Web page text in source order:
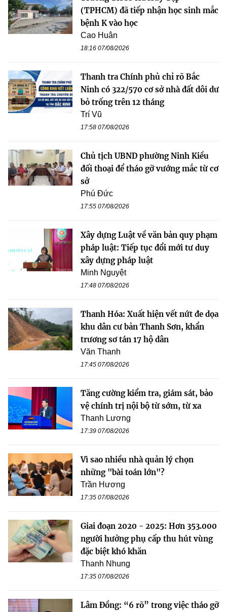
(TPHCM) đã tiếp nhận học sinh mắc
bệnh K vào học
Cao Huân
18:16 07/08/2026
Thanh tra Chính phủ chỉ rõ Bắc
Ninh có 322/570 cơ sở nhà đất dôi dư
bỏ trống trên 12 tháng
Trí Vũ
17:58 07/08/2026
Chủ tịch UBND phường Ninh Kiều
đối thoại để tháo gỡ vướng mắc từ cơ
sở
Phú Đức
17:55 07/08/2026
Xây dựng Luật về văn bản quy phạm
pháp luật: Tiếp tục đổi mới tư duy
xây dựng pháp luật
Minh Nguyệt
17:48 07/08/2026
Thanh Hóa: Xuất hiện vết nứt đe dọa
khu dân cư bản Thanh Sơn, khẩn
trương sơ tán 17 hộ dân
Văn Thanh
17:45 07/08/2026
Tăng cường kiểm tra, giám sát, bảo
vệ chính trị nội bộ từ sớm, từ xa
Thanh Lương
17:39 07/08/2026
Vì sao nhiều nhà quản lý chọn
những "bài toán lớn"?
Trần Hương
17:35 07/08/2026
Giai đoạn 2020 - 2025: Hơn 353.000
người hưởng phụ cấp thu hút vùng
đặc biệt khó khăn
Thanh Nhung
17:35 07/08/2026
Lâm Đồng: “6 rõ” trong việc tháo gỡ